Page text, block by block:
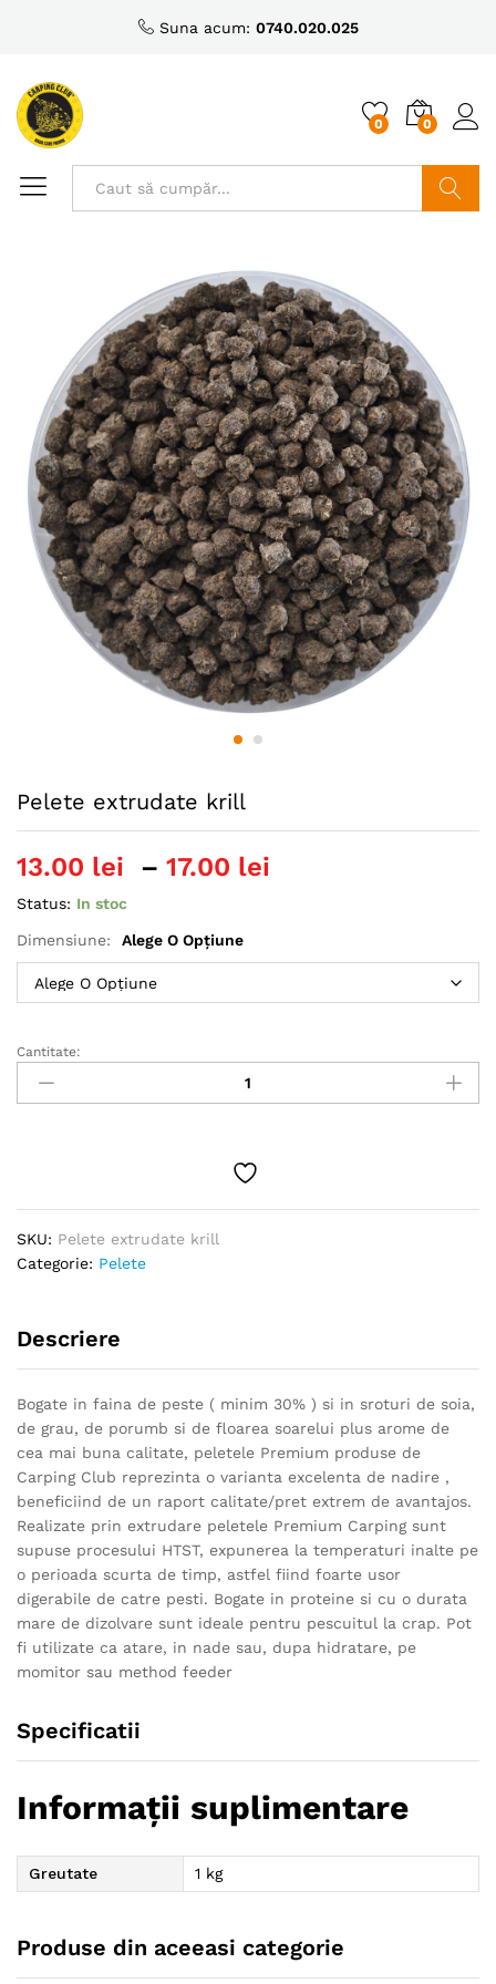
Suna acum: 0740.020.025
0 0
Pelete extrudate krill
13.00 lei – 17.00 lei
până
la
Status: In stoc
Dimensiune: Alege O Opțiune
Pelete
extrudate
krill
Cantitate:
SKU: Pelete extrudate krill
Categorie: Pelete
Descriere
Bogate in faina de peste ( minim 30% ) si in sroturi de soia,
de grau, de porumb si de floarea soarelui plus arome de
cea mai buna calitate, peletele Premium produse de
Carping Club reprezinta o varianta excelenta de nadire ,
beneficiind de un raport calitate/pret extrem de avantajos.
Realizate prin extrudare peletele Premium Carping sunt
supuse procesului HTST, expunerea la temperaturi inalte pe
o perioada scurta de timp, astfel fiind foarte usor
digerabile de catre pesti. Bogate in proteine si cu o durata
mare de dizolvare sunt ideale pentru pescuitul la crap. Pot
fi utilizate ca atare, in nade sau, dupa hidratare, pe
momitor sau method feeder
Specificatii
Informații suplimentare
Greutate 1 kg
Produse din aceeasi categorie